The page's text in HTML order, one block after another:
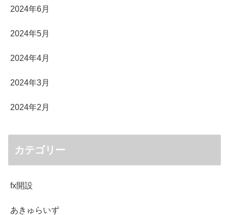
2024年6月
2024年5月
2024年4月
2024年3月
2024年2月
カテゴリー
fx開設
あきゅらいず